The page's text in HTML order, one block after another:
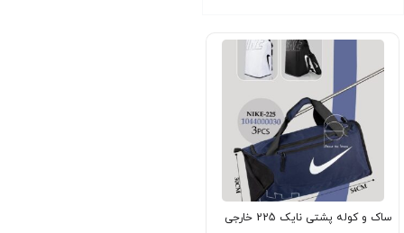
ساک و کوله پشتی نایک 225 خارجی